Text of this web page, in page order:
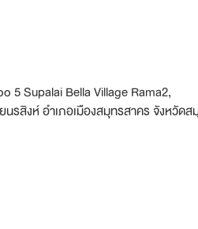
5 Supalai Bella Village Rama2,
สิงห์ อำเภอเมืองสมุทรสาคร จังหวัดส